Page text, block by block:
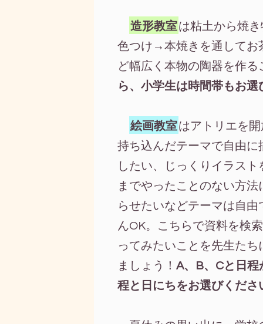
造形教室は粘土から焼
色つけ→本焼きを通してお
ど幅広く本物の陶器を作
ら、小学生は時間帯もお選
絵画教室はアトリエを
持ち込んだテーマで自由
したい、じっくりイラス
までやったことのない方
らせたいなどテーマは自
んOK。こちらで資料を検
ってみたいことを先生た
ましょう！ A、B、Cと日程
程と日にちをお選びくださ